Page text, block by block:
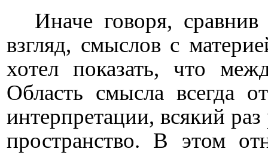
Иначе говоря,
взгляд, смыслов с
хотел показать, что
Область смысла всегда
интерпретации, всякий
пространство. В этом